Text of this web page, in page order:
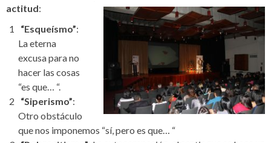
actitud:
“Esqueísmo”:
La eterna
excusa para no
hacer las cosas
“es que… “.
“Siperismo”:
Otro obstáculo
que nos imponemos “sí, pero es que… “